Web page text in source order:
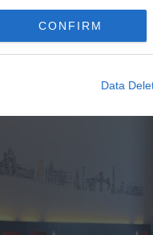
CONFIRM
Data
un cadre